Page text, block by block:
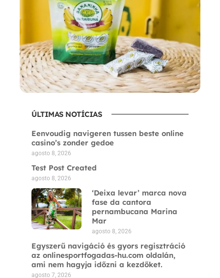
ÚLTIMAS NOTÍCIAS
Eenvoudig navigeren tussen beste online
casino’s zonder gedoe
agosto 8, 2026
Test Post Created
agosto 8, 2026
‘Deixa levar’ marca nova
fase da cantora
pernambucana Marina
Mar
agosto 8, 2026
Egyszerű navigáció és gyors regisztráció
az onlinesportfogadas-hu.com oldalán,
ami nem hagyja időzni a kezdőket.
agosto 7, 2026